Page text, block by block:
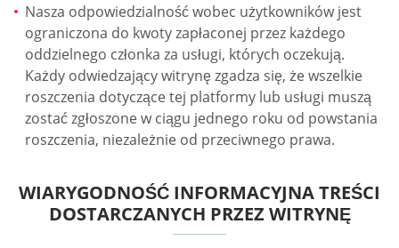
Nasza odpowiedzialność wobec użytkowników jest
ograniczona do kwoty zapłaconej przez każdego
oddzielnego członka za usługi, których oczekują.
Każdy odwiedzający witrynę zgadza się, że wszelkie
roszczenia dotyczące tej platformy lub usługi muszą
zostać zgłoszone w ciągu jednego roku od powstania
roszczenia, niezależnie od przeciwnego prawa.
WIARYGODNOŚĆ INFORMACYJNA TREŚCI
DOSTARCZANYCH PRZEZ WITRYNĘ